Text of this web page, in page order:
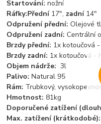
Startování: nožní
Ráfky:Přední 17", zadní14"
Odpružení přední: Olejové
Odpružení zadní: Centrální
Brzdy přední: 1x kotoučová
Brzdy zadní: 1x kotoučová -
Objem nádrže: 3l
Palivo: Natural 95
Rám: Trubkový,
Hmotnost: 81kg
Doporučené zatížení
Max. zatížení (krátkodobé):